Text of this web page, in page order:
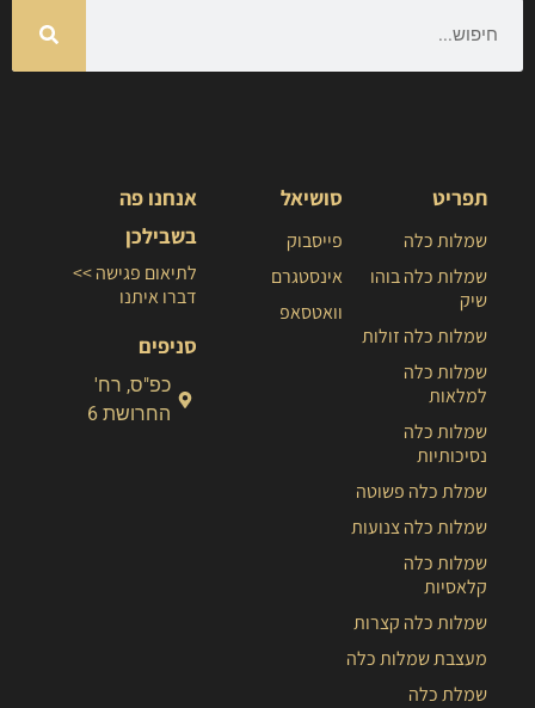
תפריט
שמלות כלה
שמלות כלה בוהו
שיק
שמלות כלה זולות
שמלות כלה
למלאות
שמלות כלה
נסיכותיות
שמלת כלה פשוטה
שמלות כלה צנועות
שמלות כלה
קלאסיות
שמלות כלה קצרות
מעצבת שמלות כלה
שמלת כלה
סושיאל
פייסבוק
אינסטגרם
וואטסאפ
אנחנו פה
בשבילכן
לתיאום פגישה >>
דברו איתנו
סניפים
כפ"ס, רח'
החרושת 6